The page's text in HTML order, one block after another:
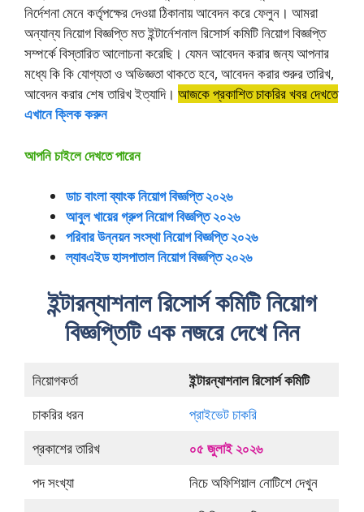
নির্দেশনা মেনে কর্তৃপক্ষের দেওয়া ঠিকানায় আবেদন করে ফেলুন। আমরা
অন্যান্য নিয়োগ বিজ্ঞপ্তি মত ইন্টার্নেশনাল রিসোর্স কমিটি নিয়োগ বিজ্ঞপ্তি
সম্পর্কে বিস্তারিত আলোচনা করেছি। যেমন আবেদন করার জন্য আপনার
মধ্যে কি কি যোগ্যতা ও অভিজ্ঞতা থাকতে হবে, আবেদন করার শুরুর তারিখ,
আবেদন করার শেষ তারিখ ইত্যাদি। আজকে প্রকাশিত চাকরির খবর দেখতে
এখানে ক্লিক করুন
আপনি চাইলে দেখতে পারেন
ডাচ বাংলা ব্যাংক নিয়োগ বিজ্ঞপ্তি ২০২৬
আবুল খায়ের গ্রুপ নিয়োগ বিজ্ঞপ্তি ২০২৬
পরিবার উন্নয়ন সংস্থা নিয়োগ বিজ্ঞপ্তি ২০২৬
ল্যাবএইড হাসপাতাল নিয়োগ বিজ্ঞপ্তি ২০২৬
ইন্টারন্যাশনাল রিসোর্স কমিটি নিয়োগ
বিজ্ঞপ্তিটি এক নজরে দেখে নিন
নিয়োগকর্তা
ইন্টারন্যাশনাল রিসোর্স কমিটি
চাকরির ধরন
প্রাইভেট চাকরি
প্রকাশের তারিখ
০৫ জুলাই ২০২৬
পদ সংখ্যা
নিচে অফিশিয়াল নোটিশে দেখুন